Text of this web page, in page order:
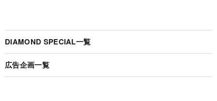
DIAMOND SPECIAL一覧
広告企画一覧